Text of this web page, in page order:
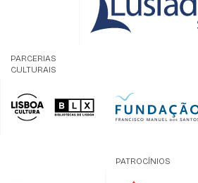
PARCERIAS
CULTURAIS
PATROCÍNIOS